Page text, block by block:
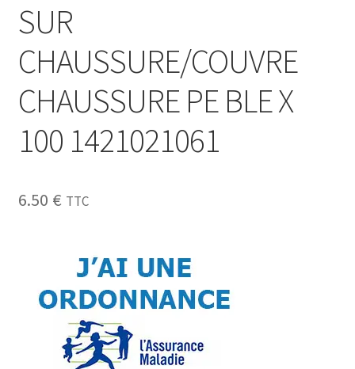
SUR
CHAUSSURE/COUVRE
CHAUSSURE PE BLE X
100 1421021061
6.50 € TTC